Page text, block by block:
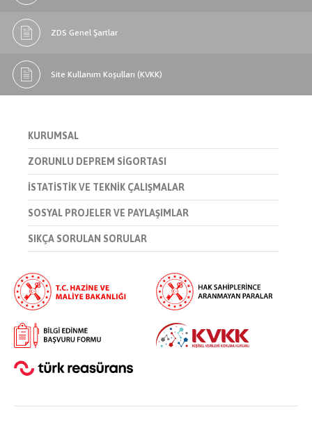
ZDS Genel Şartlar
Site Kullanım Koşulları (KVKK)
KURUMSAL
ZORUNLU DEPREM SİGORTASI
İSTATİSTİK VE TEKNİK ÇALIŞMALAR
SOSYAL PROJELER VE PAYLAŞIMLAR
SIKÇA SORULAN SORULAR